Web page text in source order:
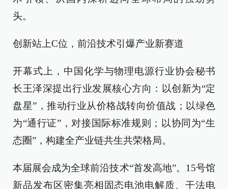
头。
创新站上C位，前沿技术引爆产业新赛道
开幕式上，中国化学与物理电源行业协会秘书
长王泽深提出行业发展核心方向：以创新为“定
盘星”，推动行业从价格战转向价值战；以绿色
为“通行证”，对接国际标准规则；以协同为“生
态圈”，构建全产业链共生共荣格局。
本届展会成为全球前沿技术“首发高地”。15号馆
新品发布区密集亮相固态电池电解质、干法电